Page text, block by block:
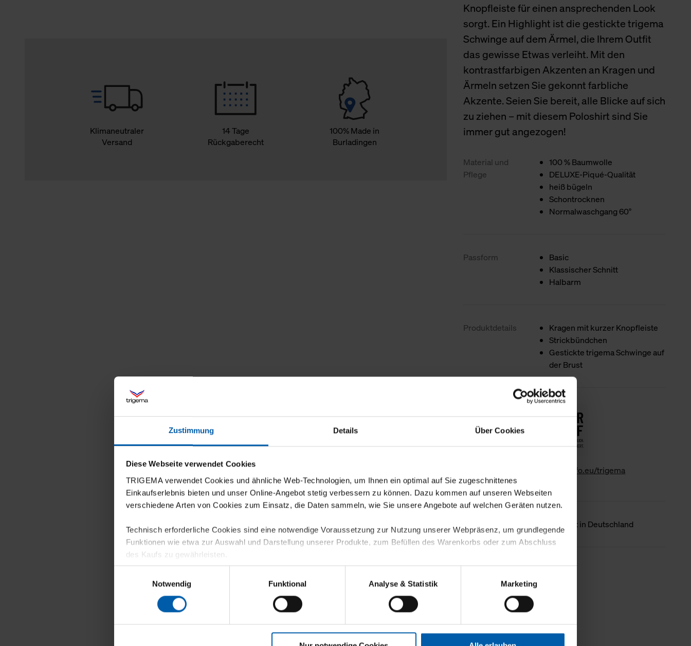
Zustimmung Details Über Cookies
Diese Webseite verwendet Cookies
TRIGEMA verwendet Cookies und ähnliche Web-Technologien, um Ihnen ein optimal auf Sie zugeschnittenes
Einkaufserlebnis bieten und unser Online-Angebot stetig verbessern zu können. Dazu kommen auf unseren Webseiten
verschiedene Arten von Cookies zum Einsatz, die Daten sammeln, wie Sie unsere Angebote auf welchen Geräten nutzen.
Technisch erforderliche Cookies sind eine notwendige Voraussetzung zur Nutzung unserer Webpräsenz, um grundlegende
Funktionen wie etwa zur Auswahl und Darstellung unserer Produkte, zum Befüllen des Warenkorbs oder zum Abschluss
des Kaufs zu gewährleisten.
Für die Darstellung personalisierter Angebote, Anzeigen und Inhalte aufgrund Ihres Nutzerverhaltens und Ihres Profils
sowie für Marketing-, Statistik- und Tracking-Zwecke zur Analyse und Optimierung unserer Webpräsenz speichern wir
personenbezogene Informationen. Diese übermitteln wir in anonymisierter Form an Dritte wie etwa unsere
Klicken Sie auf "Alle erlauben", damit wir alle Cookies und Web-Technologien für Ihr personalisiertes Einkaufserlebnis
Notwendig
Funktional Analyse & Statistik Marketing
Klimaneutraler
Versand
14 Tage
Rückgaberecht
100% Made in
Burladingen
Knopfleiste für einen ansprechenden Look
sorgt. Ein Highlight ist die gestickte trigema
Schwinge auf dem Ärmel, die Ihrem Outfit
das gewisse Etwas verleiht. Mit den
kontrastfarbigen Akzenten an Kragen und
Ärmeln setzen Sie gekonnt farbliche
Akzente. Seien Sie bereit, alle Blicke auf sich
zu ziehen – mit diesem Poloshirt sind Sie
immer gut angezogen!
Material und
Pflege
100 % Baumwolle
DELUXE-Piqué-Qualität
heiß bügeln
Schontrocknen
Normalwaschgang 60°
Passform
Basic
Klassischer Schnitt
Halbarm
Produktdetails
Kragen mit kurzer Knopfleiste
Strickbündchen
Gestickte trigema Schwinge auf
der Brust
www.gk-info.eu/trigema
Ursprungsland Hergestellt in Deutschland